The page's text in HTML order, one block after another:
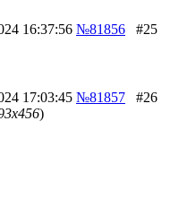
16:37:56 №81856
#25
17:03:45 №81857
#26
)